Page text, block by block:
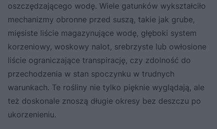
oszczędzającego wodę. Wiele gatunków wykształciło
mechanizmy obronne przed suszą, takie jak grube,
mięsiste liście magazynujące wodę, głęboki system
korzeniowy, woskowy nalot, srebrzyste lub owłosione
liście ograniczające transpirację, czy zdolność do
przechodzenia w stan spoczynku w trudnych
warunkach. Te rośliny nie tylko pięknie wyglądają, ale
też doskonale znoszą długie okresy bez deszczu po
ukorzenieniu.